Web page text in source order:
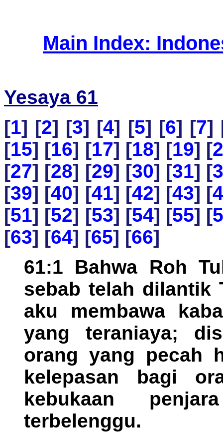
Main Index:
Yesaya 61
[1] [2] [3] [4] [5] [6] [7]
[15] [16] [17] [18] [19] [
[27] [28] [29] [30] [31] [
[39] [40] [41] [42] [43] [
[51] [52] [53] [54] [55] [
[63] [64] [65] [66]
61:1 Bahwa Roh
sebab telah dilantik
aku membawa
yang teraniaya;
orang yang pecah
kelepasan bagi
kebukaan
terbelenggu.